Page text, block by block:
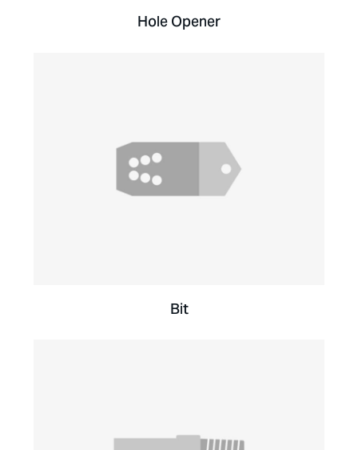
Hole Opener
Bit